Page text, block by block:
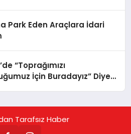
Park Eden Araçlara İdari
“Toprağımızı
İçin Buradayız” Diyen
Tarafsız Haber